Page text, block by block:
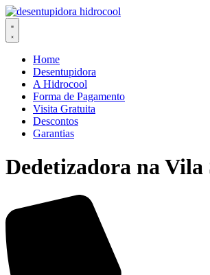
Ir
para
Home
Desentupidora
A Hidrocool
Forma de Pagamento
Visita Gratuita
Descontos
Garantias
Dedetizadora na